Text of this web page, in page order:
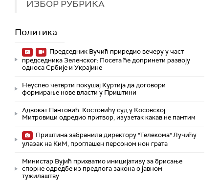
ИЗБОР РУБРИКА
Политика
Председник Вучић приредио вечеру у част
председника Зеленског: Посета ће допринети развоју
односа Србије и Украјине
Неуспео четврти покушај Куртија да договори
формирање нове власти у Приштини
Адвокат Пантовић: Костовићу суд у Косовској
Митровици одредио притвор, изузетак какав не памтим
Приштина забранила директору "Телекома" Лучићу
улазак на КиМ, проглашен персоном нон грата
Министар Вујић прихватио иницијативу за брисање
спорне одредбе из предлога закона o јавном
тужилаштву